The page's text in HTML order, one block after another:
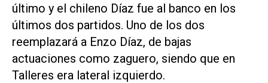
último y el chileno Díaz fue al banco en los
últimos dos partidos. Uno de los dos
reemplazará a Enzo Díaz, de bajas
actuaciones como zaguero, siendo que en
Talleres era lateral izquierdo.